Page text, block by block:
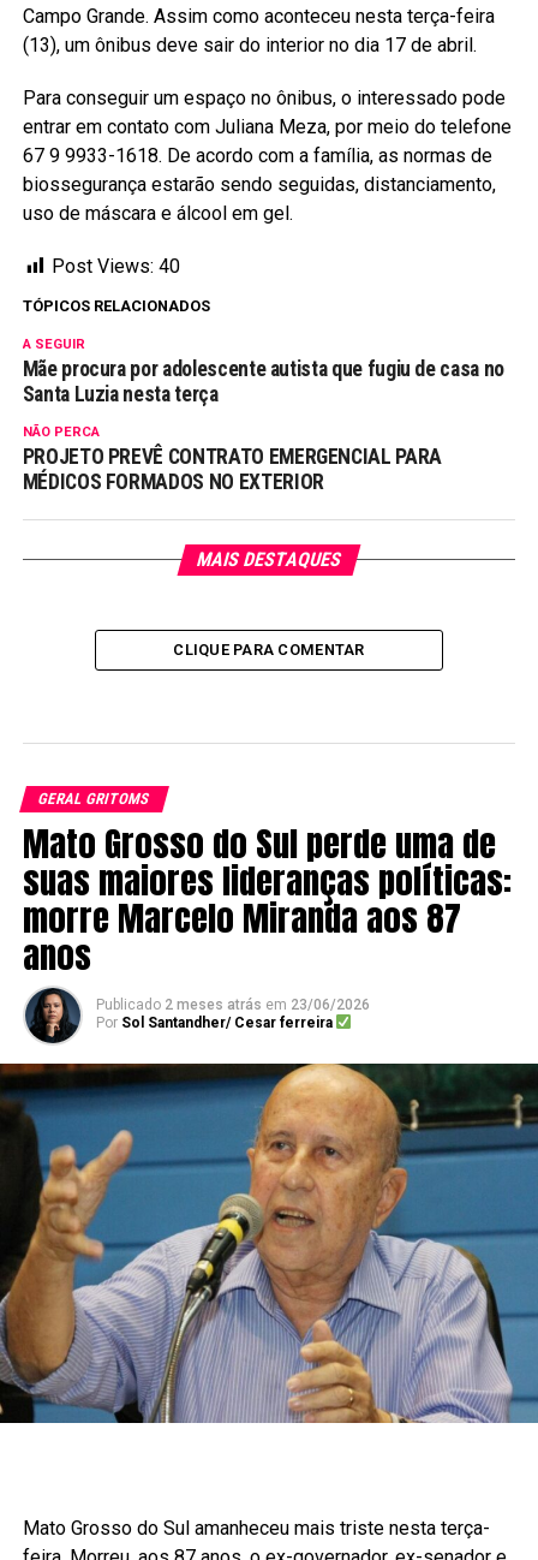
Campo Grande. Assim como aconteceu nesta terça-feira
(13), um ônibus deve sair do interior no dia 17 de abril.
Para conseguir um espaço no ônibus, o interessado pode
entrar em contato com Juliana Meza, por meio do telefone
67 9 9933-1618. De acordo com a família, as normas de
biossegurança estarão sendo seguidas, distanciamento,
uso de máscara e álcool em gel.
Post Views: 40
TÓPICOS RELACIONADOS
A SEGUIR
Mãe procura por adolescente autista que fugiu de casa no
Santa Luzia nesta terça
NÃO PERCA
PROJETO PREVÊ CONTRATO EMERGENCIAL PARA
MÉDICOS FORMADOS NO EXTERIOR
MAIS DESTAQUES
CLIQUE PARA COMENTAR
GERAL GRITOMS
Mato Grosso do Sul perde uma de
suas maiores lideranças políticas:
morre Marcelo Miranda aos 87
anos
Publicado 2 meses atrás em 23/06/2026
Por Sol Santandher/ Cesar ferreira
Mato Grosso do Sul amanheceu mais triste nesta terça-